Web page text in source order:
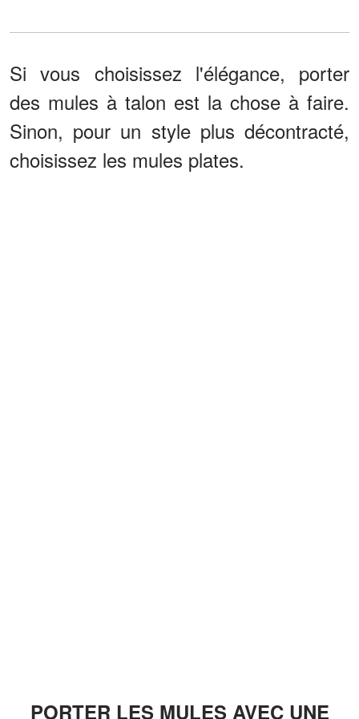
Si vous choisissez l'élégance, porter
des mules à talon est la chose à faire.
Sinon, pour un style plus décontracté,
choisissez les mules plates.
PORTER LES MULES AVEC UNE